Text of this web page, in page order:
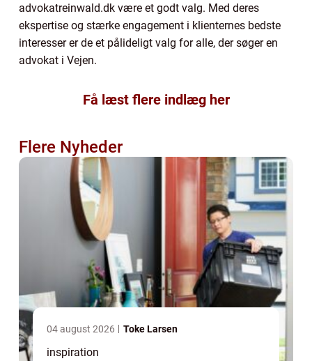
advokatreinwald.dk være et godt valg. Med deres
ekspertise og stærke engagement i klienternes bedste
interesser er de et pålideligt valg for alle, der søger en
advokat i Vejen.
Få læst flere indlæg her
Flere Nyheder
04 august 2026 Toke Larsen
inspiration